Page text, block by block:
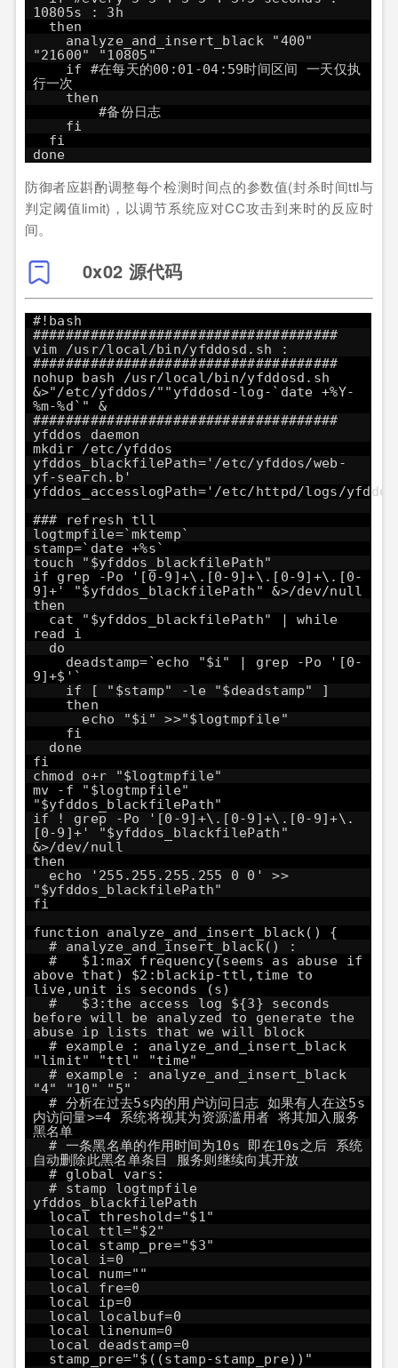
10805s : 3h
then
analyze_and_insert_black "400"
"21600" "10805"
if #在每天的00:01-04:59时间区间 一天仅执
行一次
then
#备份日志
fi
fi
done
防御者应斟酌调整每个检测时间点的参数值(封杀时间ttl与
判定阈值limit)，以调节系统应对CC攻击到来时的反应时
间。
0x02 源代码
#!bash
#####################################
vim /usr/local/bin/yfddosd.sh :
#####################################
nohup bash /usr/local/bin/yfddosd.sh
&>"/etc/yfddos/""yfddosd-log-`date +%Y-
%m-%d`" &
#####################################
yfddos daemon
mkdir /etc/yfddos
yfddos_blackfilePath='/etc/yfddos/web-
yf-search.b'
yfddos_accesslogPath='/etc/httpd/logs/
### refresh tll
logtmpfile=`mktemp`
stamp=`date +%s`
touch "$yfddos_blackfilePath"
if grep -Po '[0-9]+\.[0-9]+\.[0-9]+\.[0-
9]+' "$yfddos_blackfilePath" &>/dev/null
then
cat "$yfddos_blackfilePath" | while
read i
do
deadstamp=`echo "$i" | grep -Po '[0-
9]+$'`
if [ "$stamp" -le "$deadstamp" ]
then
echo "$i" >>"$logtmpfile"
fi
done
fi
chmod o+r "$logtmpfile"
mv -f "$logtmpfile"
"$yfddos_blackfilePath"
if ! grep -Po '[0-9]+\.[0-9]+\.[0-9]+\.
[0-9]+' "$yfddos_blackfilePath"
&>/dev/null
then
echo '255.255.255.255 0 0' >>
"$yfddos_blackfilePath"
fi
function analyze_and_insert_black() {
# analyze_and_insert_black() :
# $1:max frequency(seems as abuse if
above that) $2:blackip-ttl,time to
live,unit is seconds (s)
# $3:the access log ${3} seconds
before will be analyzed to generate the
abuse ip lists that we will block
# example : analyze_and_insert_black
"limit" "ttl" "time"
# example : analyze_and_insert_black
"4" "10" "5"
# 分析在过去5s内的用户访问日志 如果有人在这5s
内访问量>=4 系统将视其为资源滥用者 将其加入服务
黑名单
# 一条黑名单的作用时间为10s 即在10s之后 系统
自动删除此黑名单条目 服务则继续向其开放
# global vars:
# stamp logtmpfile
yfddos_blackfilePath
local threshold="$1"
local ttl="$2"
local stamp_pre="$3"
local i=0
local num=""
local fre=0
local ip=0
local localbuf=0
local linenum=0
local deadstamp=0
stamp_pre="$((stamp-stamp_pre))"